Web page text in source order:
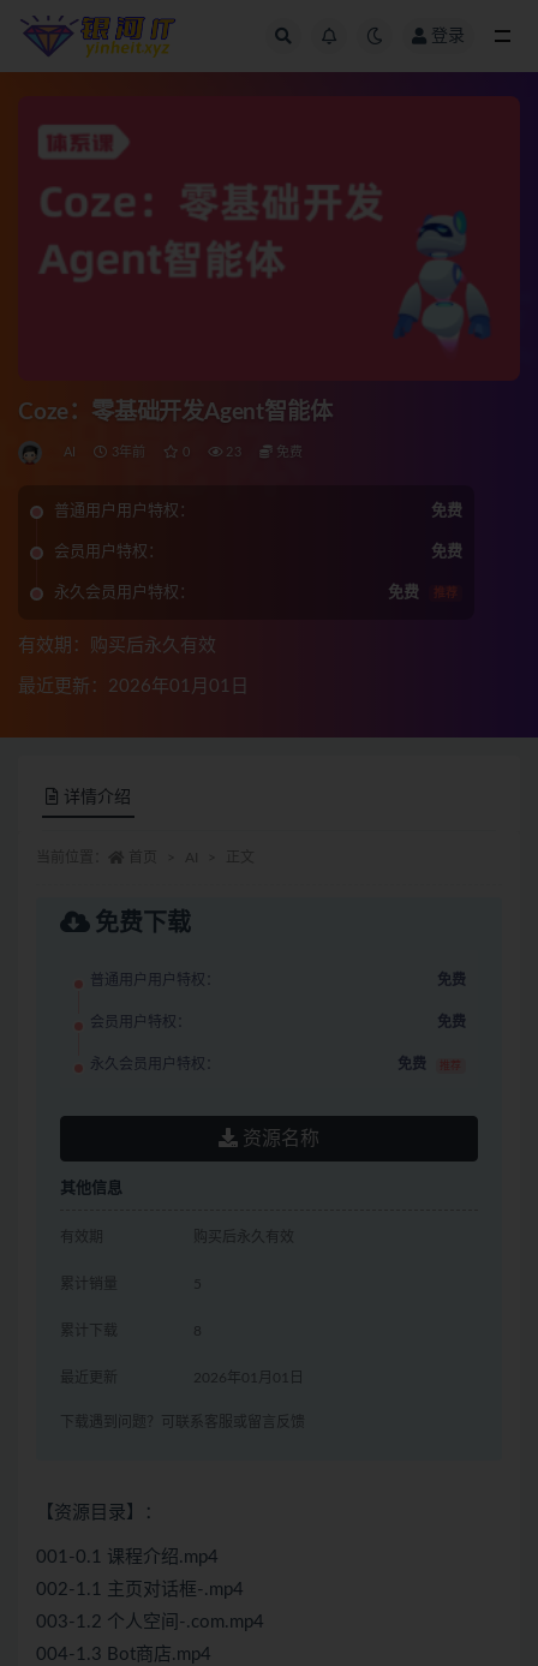
登录
Coze：零基础开发Agent智能体
AI 3年前 0 23 免费
普通用户用户特权： 免费
会员用户特权： 免费
永久会员用户特权： 免费 推荐
有效期：购买后永久有效
最近更新：2026年01月01日
详情介绍
免费下载
普通用户用户特权： 免费
会员用户特权： 免费
永久会员用户特权： 免费 推荐
资源名称
其他信息
有效期 购买后永久有效
累计销量 5
累计下载 8
最近更新 2026年01月01日
下载遇到问题？可联系客服或留言反馈
【资源目录】：
001-0.1 课程介绍.mp4
002-1.1 主页对话框-.mp4
003-1.2 个人空间-.com.mp4
004-1.3 Bot商店.mp4